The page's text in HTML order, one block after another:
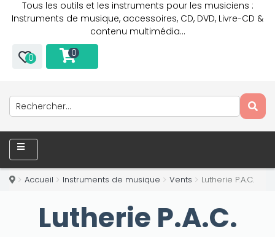
Tous les outils et les instruments pour les musiciens :
Instruments de musique, accessoires, CD, DVD, Livre-CD &
contenu multimédia…
0 0
Accueil Instruments de musique Vents Lutherie P.A.C.
Lutherie P.A.C.